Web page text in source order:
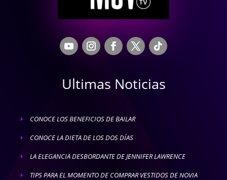
Ultimas Noticias
E CONOCE LOS BENEFICIOS DE BAILAR
E CONOCE LA DIETA DE LOS DOS DÍAS
E LA ELEGANCIA DESBORDANTE DE JENNIFER LAWRENCE
E TIPS PARA EL MOMENTO DE COMPRAR VESTIDOS DE NOVIA